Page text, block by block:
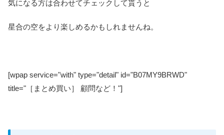
気になる方は合わせてチェックして貰うと
星合の空をより楽しめるかもしれませんね。
[wpap service="with" type="detail" id="B07MY9BRWD"
title="［まとめ買い］ 顧問など！"]